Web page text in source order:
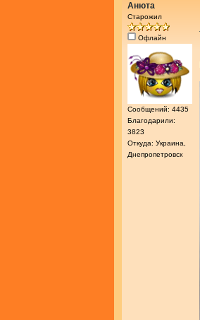
Анюта
Старожил
Офлайн
Сообщений: 4435
Благодарили:
3823
Откуда: Украина,
Днепропетровск